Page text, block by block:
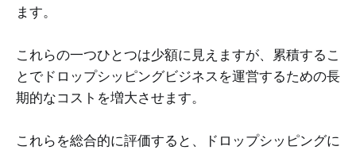
ます。
これらの一つひとつは少額に見えますが、累積するこ
とでドロップシッピングビジネスを運営するための長
期的なコストを増大させます。
これらを総合的に評価すると、ドロップシッピングに